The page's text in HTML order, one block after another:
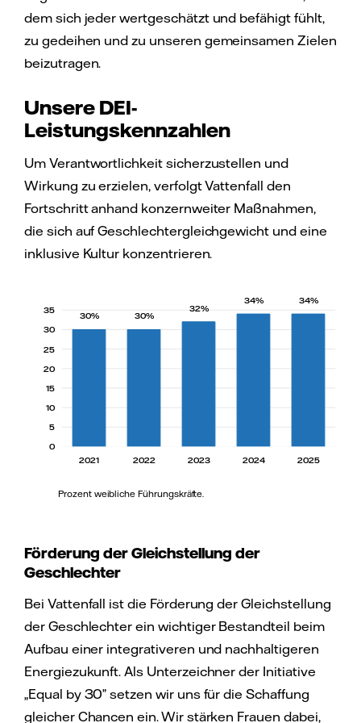
dem sich jeder wertgeschätzt und befähigt fühlt,
zu gedeihen und zu unseren gemeinsamen Zielen
beizutragen.
Unsere DEI-
Leistungskennzahlen
Um Verantwortlichkeit sicherzustellen und
Wirkung zu erzielen, verfolgt Vattenfall den
Fortschritt anhand konzernweiter Maßnahmen,
die sich auf Geschlechtergleichgewicht und eine
inklusive Kultur konzentrieren.
30% 30%
32%
34% 34%
2021 2022 2023 2024 2025
0
5
10
15
20
25
30
35
Prozent weibliche Führungskräfte.
Förderung der Gleichstellung der
Geschlechter
Bei Vattenfall ist die Förderung der Gleichstellung
der Geschlechter ein wichtiger Bestandteil beim
Aufbau einer integrativeren und nachhaltigeren
Energiezukunft. Als Unterzeichner der Initiative
„Equal by 30” setzen wir uns für die Schaffung
gleicher Chancen ein. Wir stärken Frauen dabei,